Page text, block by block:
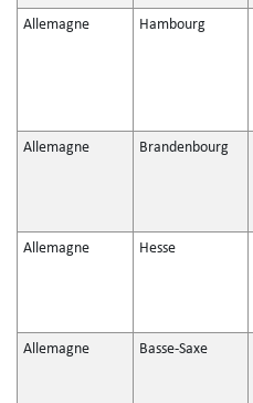
Allemagne Hambourg
Allemagne Brandenbourg
Allemagne Hesse
Allemagne Basse-Saxe